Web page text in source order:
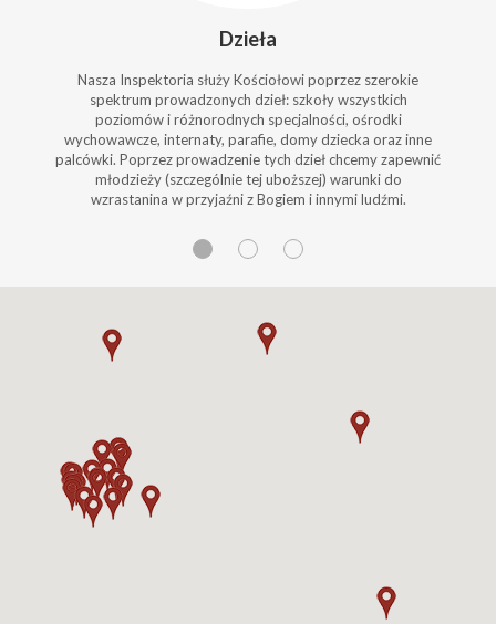
Dzieła
Nasza Inspektoria służy Kościołowi poprzez szerokie
spektrum prowadzonych dzieł: szkoły wszystkich
poziomów i różnorodnych specjalności, ośrodki
wychowawcze, internaty, parafie, domy dziecka oraz inne
palcówki. Poprzez prowadzenie tych dzieł chcemy zapewnić
młodzieży (szczególnie tej uboższej) warunki do
wzrastanina w przyjaźni z Bogiem i innymi ludźmi.